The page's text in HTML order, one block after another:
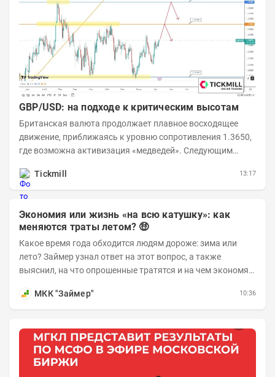
GBP/USD: на подходе к критическим высотам
Британская валюта продолжает плавное восходящее
движение, приближаясь к уровню сопротивления 1.3650,
где возможна активизация «медведей». Следующим
Tickmill
13:17
Экономия или жизнь «на всю катушку»: как
меняются траты летом? 🤑
Какое время года обходится людям дороже: зима или
лето? Займер узнал ответ на этот вопрос, а также
выяснил, на что опрошенные тратятся и на чем экономят
МКК "Займер"
10:36